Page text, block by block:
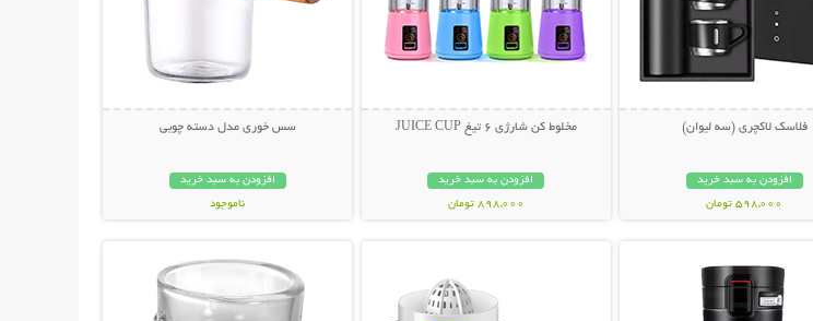
فلاسک لاکچری (سه لیوان)
افزودن به سبد خرید
598,000 تومان
مخلوط کن شارژی 6 تیغ JUICE CUP
افزودن به سبد خرید
898,000 تومان
سس خوری مدل دسته چوبی
افزودن به سبد خرید
ناموجود